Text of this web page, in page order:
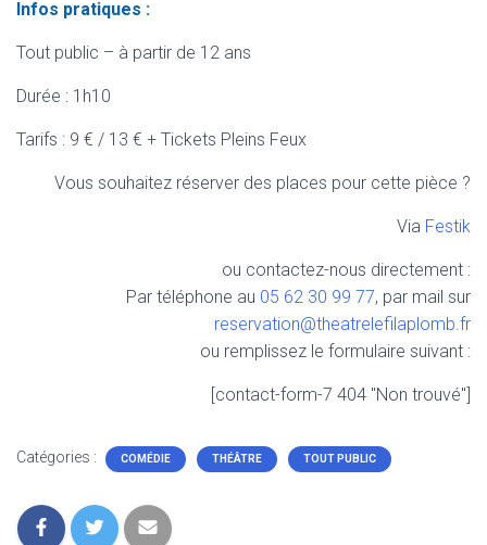
Infos pratiques :
Tout public – à partir de 12 ans
Durée : 1h10
Tarifs : 9 € / 13 € + Tickets Pleins Feux
Vous souhaitez réserver des places pour cette pièce ?
Via Festik
ou contactez-nous directement :
Par téléphone au 05 62 30 99 77, par mail sur
reservation@theatrelefilaplomb.fr
ou remplissez le formulaire suivant :
[contact-form-7 404 "Non trouvé"]
Catégories : COMÉDIE THÉÂTRE TOUT PUBLIC